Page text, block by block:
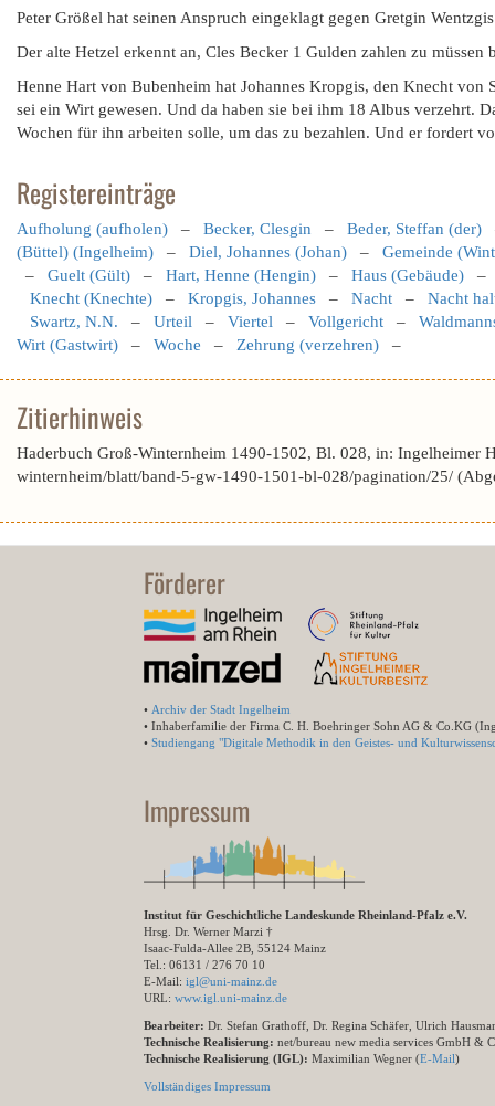
Peter Größel hat seinen Anspruch eingeklagt gegen Gretgin
Der alte Hetzel erkennt an, Cles Becker 1 Gulden zahlen zu müssen
Henne Hart von Bubenheim hat Johannes Kropgis, den Knecht
sei ein Wirt gewesen. Und da haben sie bei ihm 18 Albus verzehrt.
Wochen für ihn arbeiten solle, um das zu bezahlen. Und er fordert
Registereinträge
Aufholung (aufholen) – Becker, Clesgin – Beder, Steffan (der)
(Büttel) (Ingelheim) – Diel, Johannes (Johan) – Gemeinde
– Guelt (Gült) – Hart, Henne (Hengin) – Haus (Gebäude)
Knecht (Knechte) – Kropgis, Johannes – Nacht – Nacht
Swartz, N.N. – Urteil – Viertel – Vollgericht –
Wirt (Gastwirt) – Woche – Zehrung (verzehren) –
Zitierhinweis
Haderbuch Groß-Winternheim 1490-1502, Bl. 028, in: Ingelheimer
winternheim/blatt/band-5-gw-1490-1501-bl-028/pagination/25/
Förderer
• Archiv der Stadt Ingelheim
• Inhaberfamilie der Firma C. H. Boehringer Sohn AG & Co.KG
• Studiengang "Digitale Methodik in den Geistes- und
Impressum
Institut für Geschichtliche Landeskunde Rheinland-Pfalz e.V.
Hrsg. Dr. Werner Marzi †
Isaac-Fulda-Allee 2B, 55124 Mainz
Tel.: 06131 / 276 70 10
E-Mail: igl@uni-mainz.de
URL: www.igl.uni-mainz.de
Bearbeiter: Dr. Stefan Grathoff, Dr. Regina Schäfer, Ulrich
Technische Realisierung: net/bureau new media services GmbH &
Technische Realisierung (IGL): Maximilian Wegner (E-Mail)
Vollständiges Impressum